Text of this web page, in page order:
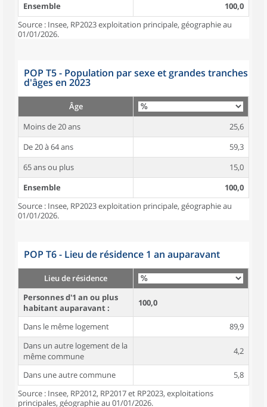
Ensemble
100,0
Source : Insee, RP2023 exploitation principale, géographie au
01/01/2026.
POP T5 - Population par sexe et grandes tranches
d'âges en 2023
Âge
Moins de 20 ans
25,6
De 20 à 64 ans
59,3
65 ans ou plus
15,0
Ensemble
100,0
Source : Insee, RP2023 exploitation principale, géographie au
01/01/2026.
POP T6 - Lieu de résidence 1 an auparavant
Lieu de résidence
Personnes d'1 an ou plus
habitant auparavant :
100,0
Dans le même logement
89,9
Dans un autre logement de la
même commune
4,2
Dans une autre commune
5,8
Source : Insee, RP2012, RP2017 et RP2023, exploitations
principales, géographie au 01/01/2026.